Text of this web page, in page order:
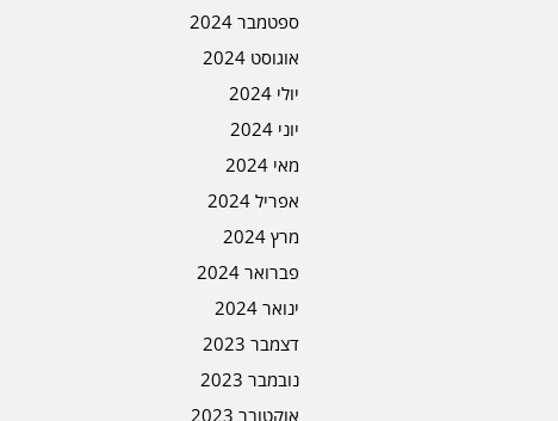
ספטמבר 2024
אוגוסט 2024
יולי 2024
יוני 2024
מאי 2024
אפריל 2024
מרץ 2024
פברואר 2024
ינואר 2024
דצמבר 2023
נובמבר 2023
אוקטובר 2023